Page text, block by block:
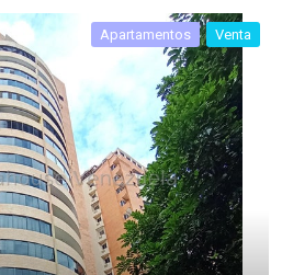
Apartamentos Venta